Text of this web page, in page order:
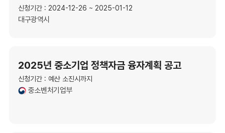
신청기간 : 2024-12-26 ~ 2025-01-12
대구광역시
2025년 중소기업 정책자금 융자계획 공고
신청기간 : 예산 소진시까지
중소벤처기업부